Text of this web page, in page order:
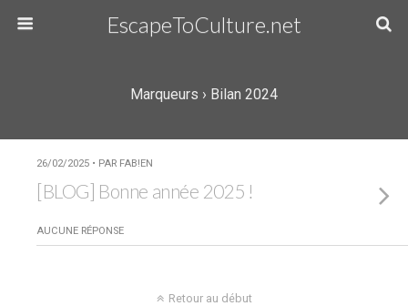
EscapeToCulture.net
Marqueurs › Bilan 2024
26/02/2025 • PAR FAB!EN
[BLOG] Bonne année 2025 !
AUCUNE RÉPONSE
Retour au début